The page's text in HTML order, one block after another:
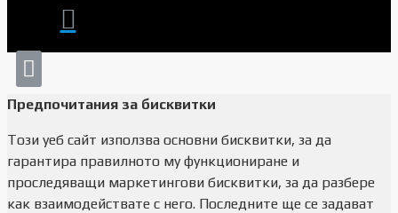
Предпочитания за бисквитки
Този уеб сайт използва основни бисквитки, за да
гарантира правилното му функциониране и
проследяващи маркетингови бисквитки, за да разбере
как взаимодействате с него. Последните ще се задават